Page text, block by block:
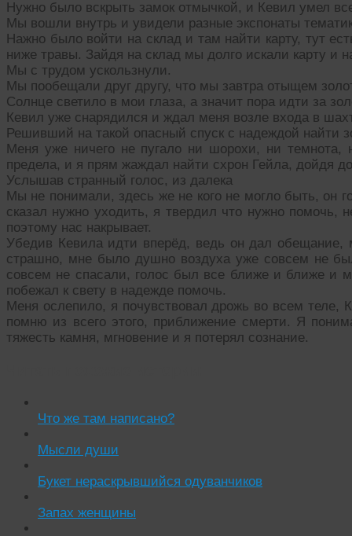
Нужно было вскрыть замок отмычкой, и Кевил умел
Мы вошли внутрь и увидели разные экспонаты
Нажно было войти на склад и там найти карту, тут
ниже травы. Зайдя на склад мы долго искали карту и
Мы с трудом ускользнули.
Мы пообещали друг другу, что мы завтра отыщем
Солнце светило в мои глаза, а значит пора идти за
Кевил уже снарядился и ждал меня возле входа в
Решивший на такой опасный спуск с надеждой найти
Меня уже ничего не пугало ни шорохи, ни темнота,
предела, и я прям жаждал найти схрон Гейла, дойдя
Услышав странный голос, из далека
Мы не понимали, здесь же не кого не могло быть, он
сказал нужно уходить, я твердил что нужно помочь,
поэтому нас накрывает.
Убедив Кевила идти вперёд, ведь он дал обещание,
страшно, мне было душно воздуха уже совсем не
совсем не спасали, голос был все ближе и ближе и
побежал к свету в надежде помочь.
Меня ослепило, я почувствовал дрожь во всем теле,
помню из всего этого, приближение смерти. Я
тяжесть камня, мгновение и я потерял сознание.
Что же там написано?
Мысли души
Букет нераскрывшийся одуванчиков
Запах женщины